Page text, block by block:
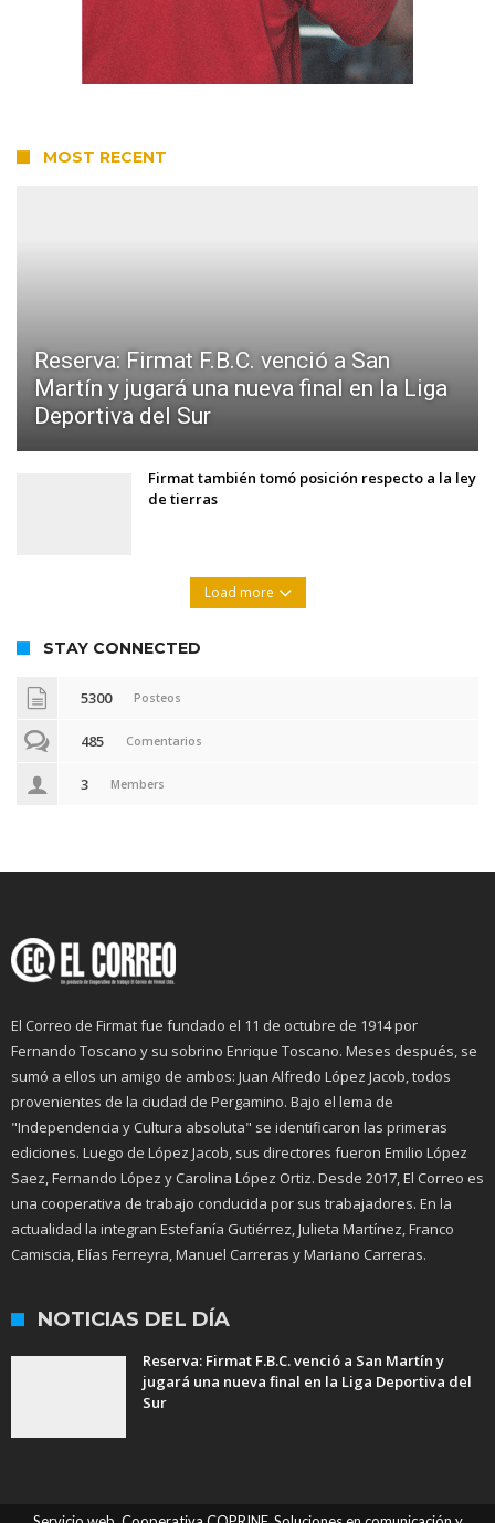
MOST RECENT
Reserva: Firmat F.B.C. venció a San
Martín y jugará una nueva final en la Liga
Deportiva del Sur
Firmat también tomó posición respecto a la ley
de tierras
Load more
STAY CONNECTED
5300 Posteos
485 Comentarios
3 Members
El Correo de Firmat fue fundado el 11 de octubre de 1914 por
Fernando Toscano y su sobrino Enrique Toscano. Meses después, se
sumó a ellos un amigo de ambos: Juan Alfredo López Jacob, todos
provenientes de la ciudad de Pergamino. Bajo el lema de
"Independencia y Cultura absoluta" se identificaron las primeras
ediciones. Luego de López Jacob, sus directores fueron Emilio López
Saez, Fernando López y Carolina López Ortiz. Desde 2017, El Correo es
una cooperativa de trabajo conducida por sus trabajadores. En la
actualidad la integran Estefanía Gutiérrez, Julieta Martínez, Franco
Camiscia, Elías Ferreyra, Manuel Carreras y Mariano Carreras.
NOTICIAS DEL DÍA
Reserva: Firmat F.B.C. venció a San Martín y
jugará una nueva final en la Liga Deportiva del
Sur